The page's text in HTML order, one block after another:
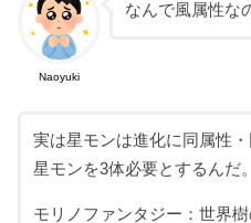
Naoyuki
なんで風属性な
実は星モンは進化に同属性
星モンを3体必要とするんだ。
モリノファンタジー：世界樹